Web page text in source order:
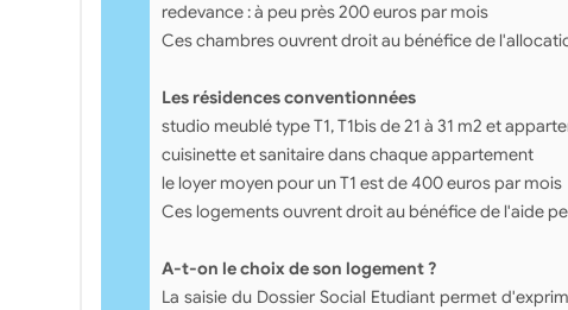
redevance : à peu près 200 euros par mois
Ces chambres ouvrent droit au bénéfice de
Les résidences conventionnées
studio meublé type T1, T1bis de 21 à 31 m2 et
cuisinette et sanitaire dans chaque appartement
le loyer moyen pour un T1 est de 400 euros par mois
Ces logements ouvrent droit au bénéfice de l'aide
A-t-on le choix de son logement ?
La saisie du Dossier Social Etudiant permet